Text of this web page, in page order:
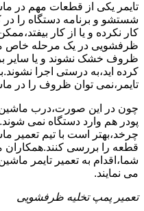
تایمر یکی از قطعات مهم
شستشو و برنامه دستگاه را
کار نکرده و یا از کار
ظرفشویی در یک مرحله خاص
ظروف خشک نشوند و یا سایر
کرده اید،به درستی اجرا
تایمر،نمی توان ظروف را در
چون در این صورت،درب
پودر هم وارد دستگاه نمی
چرخد،بهتر است با تیم تعمیر
قطعه را بررسی
شما،اقدام به تعمیر تایمر
می نمایند.
تعمیر پمپ تخلیه ظرفشویی